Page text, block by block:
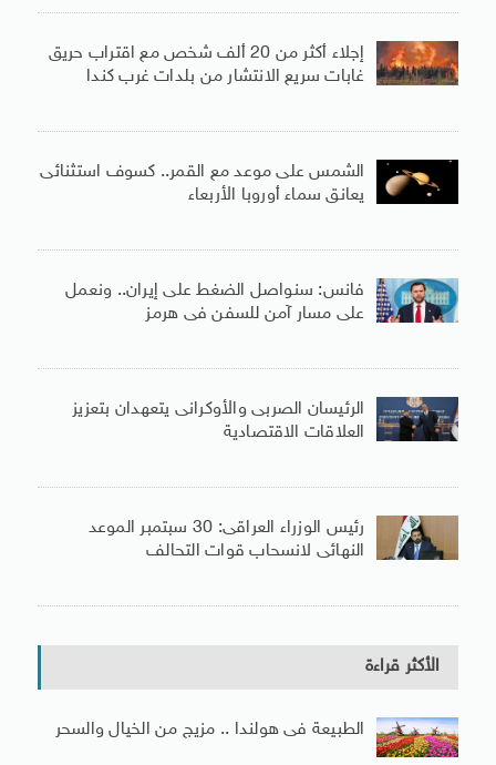
إجلاء أكثر من 20 ألف شخص مع اقتراب حريق
غابات سريع الانتشار من بلدات غرب كندا
الشمس على موعد مع القمر.. كسوف استثنائى
يعانق سماء أوروبا الأربعاء
فانس: سنواصل الضغط على إيران.. ونعمل
على مسار آمن للسفن فى هرمز
الرئيسان الصربى والأوكرانى يتعهدان بتعزيز
العلاقات الاقتصادية
رئيس الوزراء العراقى: 30 سبتمبر الموعد
النهائى لانسحاب قوات التحالف
الأكثر قراءة
الطبيعة فى هولندا .. مزيج من الخيال والسحر